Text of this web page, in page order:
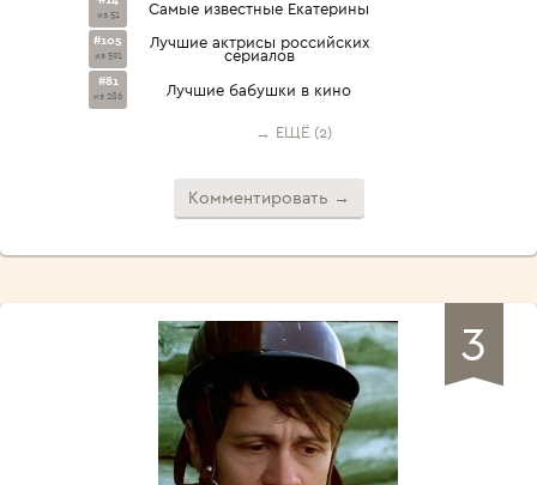
из 51 Самые известные Екатерины
#105
из 591
Лучшие актрисы российских
сериалов
#81
из 286 Лучшие бабушки в кино
→ ЕЩЁ (2)
Комментировать →
3